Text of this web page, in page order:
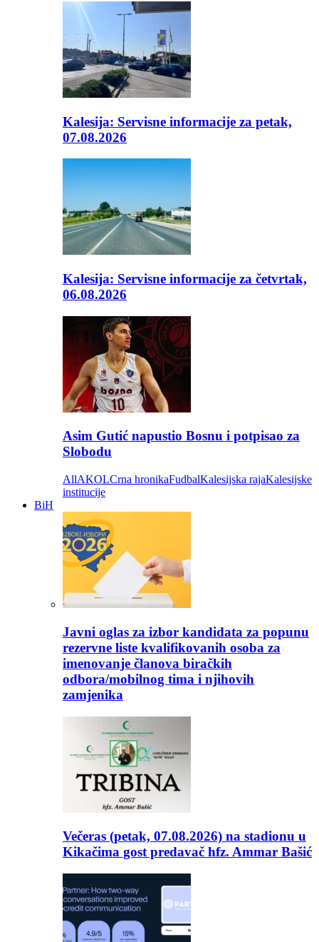
Kalesija: Servisne informacije za petak,
07.08.2026
Kalesija: Servisne informacije za četvrtak,
06.08.2026
Asim Gutić napustio Bosnu i potpisao za
Slobodu
AllAKOLCrna hronikaFudbalKalesijska rajaKalesijske
institucije
BiH
Javni oglas za izbor kandidata za popunu
rezervne liste kvalifikovanih osoba za
imenovanje članova biračkih
odbora/mobilnog tima i njihovih
zamjenika
Večeras (petak, 07.08.2026) na stadionu u
Kikačima gost predavač hfz. Ammar Bašić